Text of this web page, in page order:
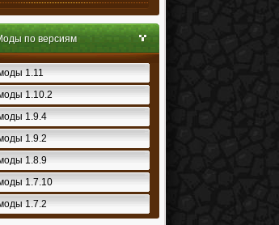
по версиям
1.11
1.10.2
1.9.4
1.9.2
1.8.9
1.7.10
1.7.2